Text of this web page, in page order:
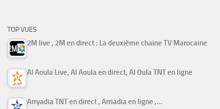
TOP VUES
2M live , 2M en direct : La deuxième chaine TV Marocaine
Al Aoula Live, Al Aoula en direct, Al Oula TNT en ligne
Arryadia TNT en direct , Arriadia en ligne ,…